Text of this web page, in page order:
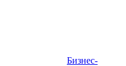
Бизнес-